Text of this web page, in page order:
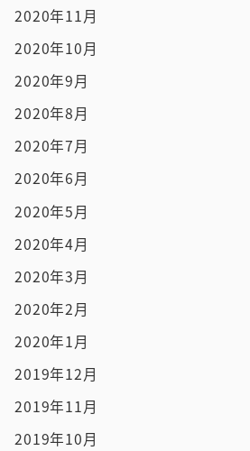
2020年11月
2020年10月
2020年9月
2020年8月
2020年7月
2020年6月
2020年5月
2020年4月
2020年3月
2020年2月
2020年1月
2019年12月
2019年11月
2019年10月